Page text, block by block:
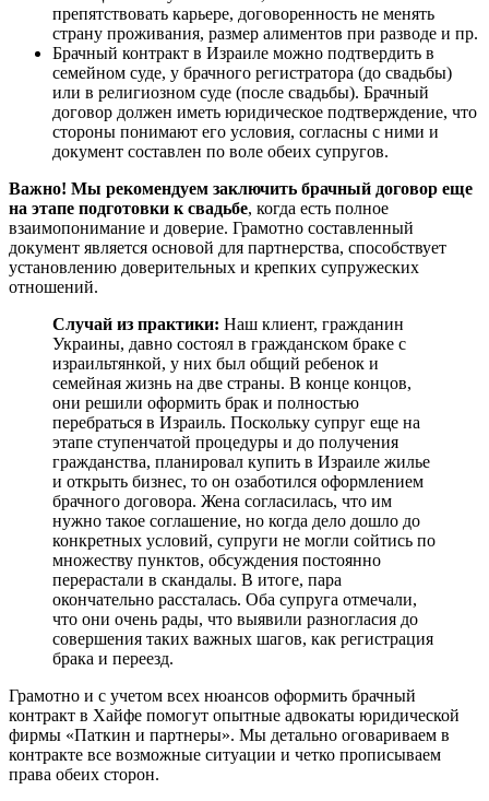
препятствовать карьере, договоренность не менять
страну проживания, размер алиментов при разводе и пр.
Брачный контракт в Израиле можно подтвердить в
семейном суде, у брачного регистратора (до свадьбы)
или в религиозном суде (после свадьбы). Брачный
договор должен иметь юридическое подтверждение, что
стороны понимают его условия, согласны с ними и
документ составлен по воле обеих супругов.
Важно! Мы рекомендуем заключить брачный договор еще
на этапе подготовки к свадьбе, когда есть полное
взаимопонимание и доверие. Грамотно составленный
документ является основой для партнерства, способствует
установлению доверительных и крепких супружеских
отношений.
Случай из практики: Наш клиент, гражданин
Украины, давно состоял в гражданском браке с
израильтянкой, у них был общий ребенок и
семейная жизнь на две страны. В конце концов,
они решили оформить брак и полностью
перебраться в Израиль. Поскольку супруг еще на
этапе ступенчатой процедуры и до получения
гражданства, планировал купить в Израиле жилье
и открыть бизнес, то он озаботился оформлением
брачного договора. Жена согласилась, что им
нужно такое соглашение, но когда дело дошло до
конкретных условий, супруги не могли сойтись по
множеству пунктов, обсуждения постоянно
перерастали в скандалы. В итоге, пара
окончательно рассталась. Оба супруга отмечали,
что они очень рады, что выявили разногласия до
совершения таких важных шагов, как регистрация
брака и переезд.
Грамотно и с учетом всех нюансов оформить брачный
контракт в Хайфе помогут опытные адвокаты юридической
фирмы «Паткин и партнеры». Мы детально оговариваем в
контракте все возможные ситуации и четко прописываем
права обеих сторон.